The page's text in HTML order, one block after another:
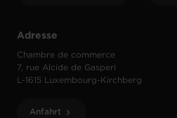
Adresse
Chambre de commerce
7, rue Alcide de Gasperi
L-1615 Luxembourg-Kirchberg
Anfahrt